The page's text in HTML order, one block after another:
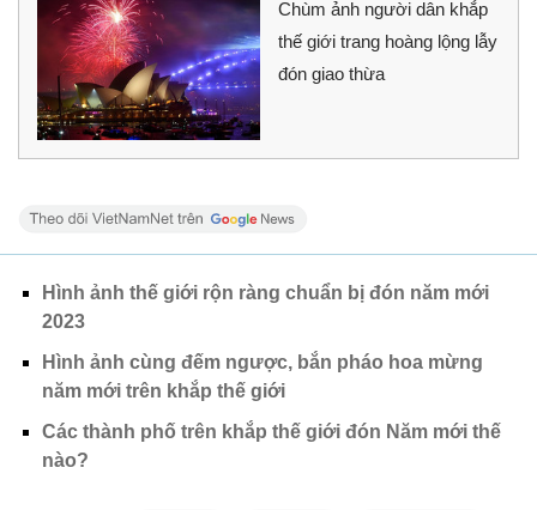
Chùm ảnh người dân khắp
thế giới trang hoàng lộng lẫy
đón giao thừa
Hình ảnh thế giới rộn ràng chuẩn bị đón năm mới
2023
Hình ảnh cùng đếm ngược, bắn pháo hoa mừng
năm mới trên khắp thế giới
Các thành phố trên khắp thế giới đón Năm mới thế
nào?